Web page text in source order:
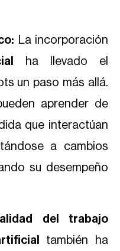
La incorporación
ha llevado el
un paso más allá.
aprender de
que interactúan
a cambios
su desempeño
del trabajo
también ha